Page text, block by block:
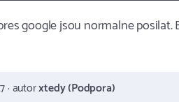
google jsou normalne
· autorxtedy (Podpora)